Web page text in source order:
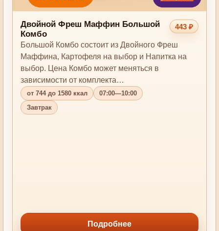
Двойной Фреш Маффин Большой
Комбо
443 ₽
Большой Комбо состоит из Двойного Фреш
Маффина, Картофеля на выбор и Напитка на
выбор. Цена Комбо может меняться в
зависимости от комплекта…
от 744 до 1580 ккал
07:00—10:00
Завтрак
Подробнее